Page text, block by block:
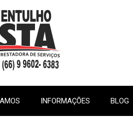
INFORMAÇÕES BLOG